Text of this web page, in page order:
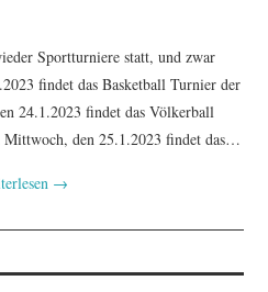
Sportturniere statt, und zwar
findet das Basketball Turnier der
24.1.2023 findet das Völkerball
den 25.1.2023 findet das…
→